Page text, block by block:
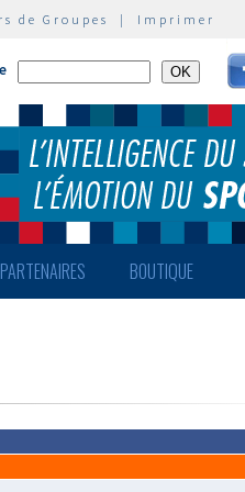
de Groupes | Imprimer
PARTENAIRES BOUTIQUE